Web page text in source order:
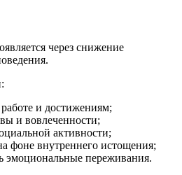
через снижение
и достижениям;
и вовлеченности;
активности;
фоне внутреннего истощения;
эмоциональные переживания.